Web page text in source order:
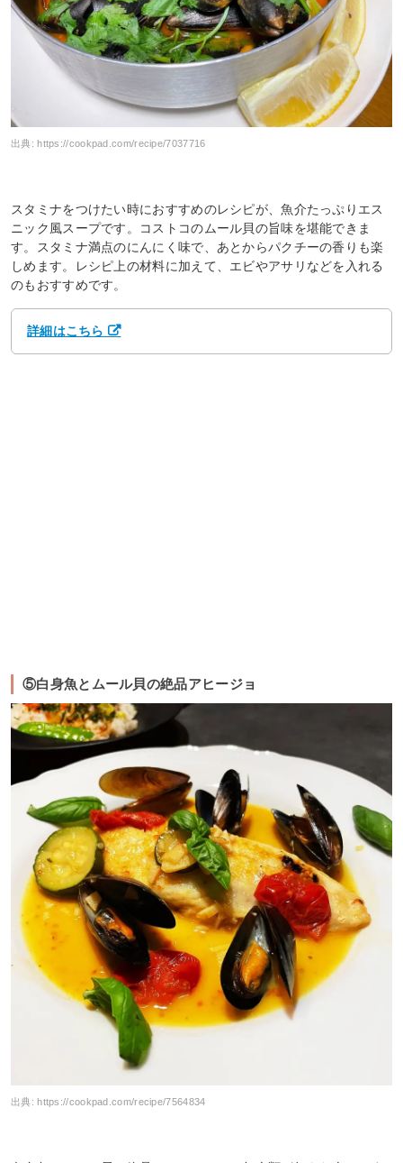
出典:https://cookpad.com/recipe/7037716
スタミナをつけたい時におすすめのレシピが、魚介たっぷりエス
ニック風スープです。コストコのムール貝の旨味を堪能できま
す。スタミナ満点のにんにく味で、あとからパクチーの香りも楽
しめます。レシピ上の材料に加えて、エビやアサリなどを入れる
のもおすすめです。
詳細はこちら
⑤白身魚とムール貝の絶品アヒージョ
出典:https://cookpad.com/recipe/7564834